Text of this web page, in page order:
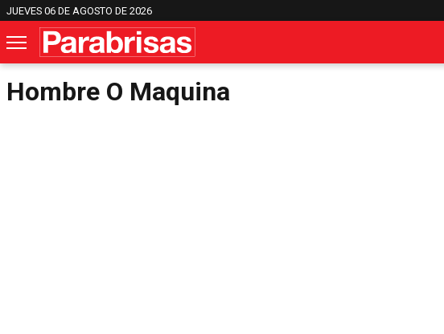
JUEVES 06 DE AGOSTO DE 2026
Hombre O Maquina